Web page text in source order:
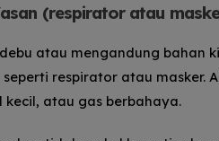
(respirator atau
atau mengandung bahan
respirator atau masker.
atau gas berbahaya.